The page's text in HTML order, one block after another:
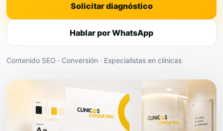
Solicitar diagnóstico
Hablar por WhatsApp
Contenido SEO · Conversión · Especialistas en clínicas